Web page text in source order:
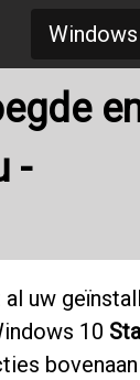
Windows
-
uw
10